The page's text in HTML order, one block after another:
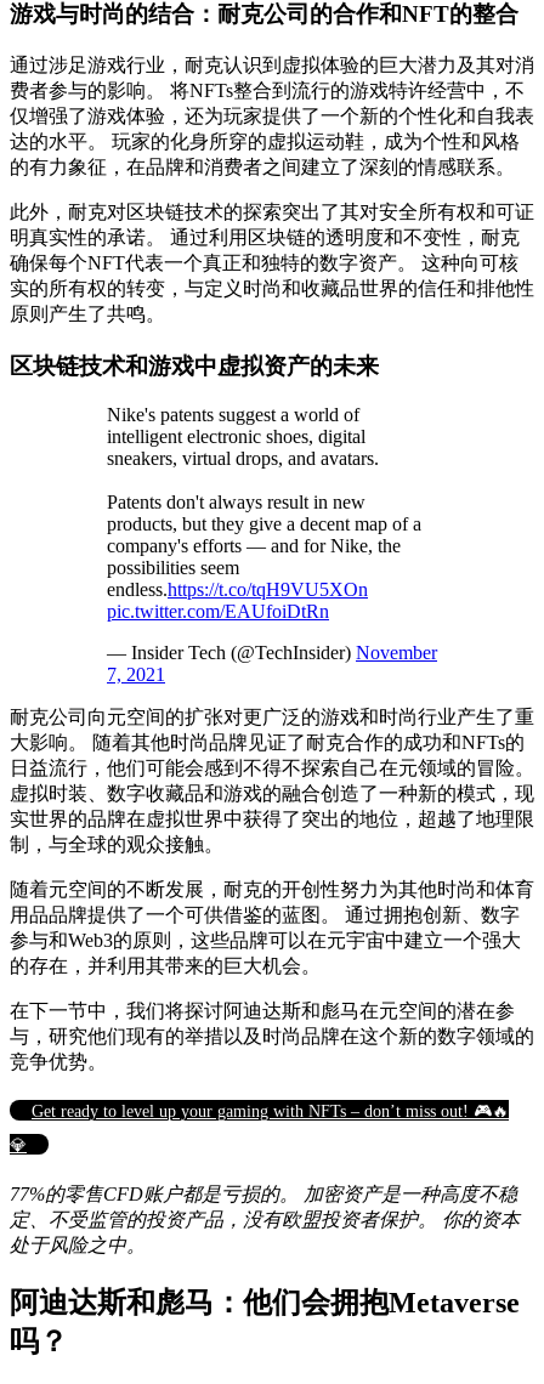
游戏与时尚的结合：耐克公司的合作和NFT的整合
通过涉足游戏行业，耐克认识到虚拟体验的巨大潜力及其对消
费者参与的影响。 将NFTs整合到流行的游戏特许经营中，不
仅增强了游戏体验，还为玩家提供了一个新的个性化和自我表
达的水平。 玩家的化身所穿的虚拟运动鞋，成为个性和风格
的有力象征，在品牌和消费者之间建立了深刻的情感联系。
此外，耐克对区块链技术的探索突出了其对安全所有权和可证
明真实性的承诺。 通过利用区块链的透明度和不变性，耐克
确保每个NFT代表一个真正和独特的数字资产。 这种向可核
实的所有权的转变，与定义时尚和收藏品世界的信任和排他性
原则产生了共鸣。
区块链技术和游戏中虚拟资产的未来
Nike's patents suggest a world of
intelligent electronic shoes, digital
sneakers, virtual drops, and avatars.
Patents don't always result in new
products, but they give a decent map of a
company's efforts — and for Nike, the
possibilities seem
endless.https://t.co/tqH9VU5XOn
pic.twitter.com/EAUfoiDtRn
— Insider Tech (@TechInsider) November
7, 2021
耐克公司向元空间的扩张对更广泛的游戏和时尚行业产生了重
大影响。 随着其他时尚品牌见证了耐克合作的成功和NFTs的
日益流行，他们可能会感到不得不探索自己在元领域的冒险。
虚拟时装、数字收藏品和游戏的融合创造了一种新的模式，现
实世界的品牌在虚拟世界中获得了突出的地位，超越了地理限
制，与全球的观众接触。
随着元空间的不断发展，耐克的开创性努力为其他时尚和体育
用品品牌提供了一个可供借鉴的蓝图。 通过拥抱创新、数字
参与和Web3的原则，这些品牌可以在元宇宙中建立一个强大
的存在，并利用其带来的巨大机会。
在下一节中，我们将探讨阿迪达斯和彪马在元空间的潜在参
与，研究他们现有的举措以及时尚品牌在这个新的数字领域的
竞争优势。
Get ready to level up your gaming with NFTs – don’t miss out! 🎮🔥
💎
77%的零售CFD账户都是亏损的。 加密资产是一种高度不稳
定、不受监管的投资产品，没有欧盟投资者保护。 你的资本
处于风险之中。
阿迪达斯和彪马：他们会拥抱Metaverse
吗？